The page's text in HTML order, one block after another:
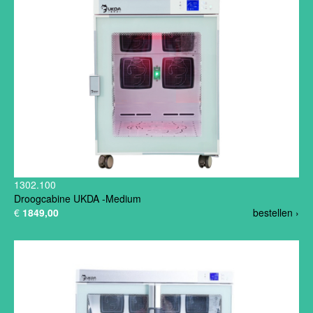
1302.100
Droogcabine UKDA -Medium
bestellen ›
€ 1849,00